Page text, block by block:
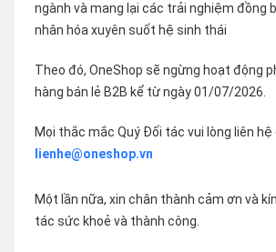
ngành và mang lại các trải nghiệm đồng
nhân hóa xuyên suốt hệ sinh thái
Theo đó, OneShop sẽ ngừng hoạt động
hàng bán lẻ B2B kể từ ngày 01/07/2026.
Mọi thắc mắc Quý Đối tác vui lòng liên hệ
lienhe@oneshop.vn
Một lần nữa, xin chân thành cảm ơn và
tác sức khoẻ và thành công.